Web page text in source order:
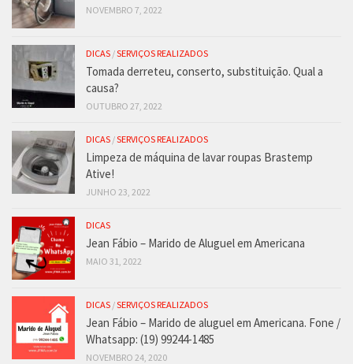
NOVEMBRO 7, 2022
DICAS /SERVIÇOS REALIZADOS
Tomada derreteu, conserto, substituição. Qual a
causa?
OUTUBRO 27, 2022
DICAS /SERVIÇOS REALIZADOS
Limpeza de máquina de lavar roupas Brastemp
Ative!
JUNHO 23, 2022
DICAS
Jean Fábio – Marido de Aluguel em Americana
MAIO 31, 2022
DICAS /SERVIÇOS REALIZADOS
Jean Fábio – Marido de aluguel em Americana. Fone /
Whatsapp: (19) 99244-1485
NOVEMBRO 24, 2020